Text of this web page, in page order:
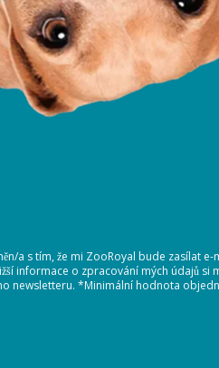
a s tím, že mi ZooRoyal bude zasílat e-
informace o zpracování mých údajů si
newsletteru. *Minimální hodnota